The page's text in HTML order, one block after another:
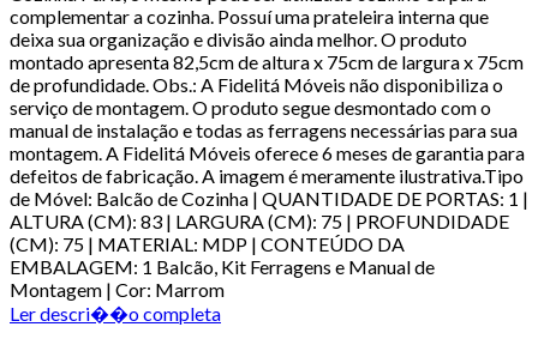
complementar a cozinha. Possuí uma prateleira interna que
deixa sua organização e divisão ainda melhor. O produto
montado apresenta 82,5cm de altura x 75cm de largura x 75cm
de profundidade. Obs.: A Fidelitá Móveis não disponibiliza o
serviço de montagem. O produto segue desmontado com o
manual de instalação e todas as ferragens necessárias para sua
montagem. A Fidelitá Móveis oferece 6 meses de garantia para
defeitos de fabricação. A imagem é meramente ilustrativa.Tipo
de Móvel: Balcão de Cozinha | QUANTIDADE DE PORTAS: 1 |
ALTURA (CM): 83 | LARGURA (CM): 75 | PROFUNDIDADE
(CM): 75 | MATERIAL: MDP | CONTEÚDO DA
EMBALAGEM: 1 Balcão, Kit Ferragens e Manual de
Montagem | Cor: Marrom
Ler descri��o completa